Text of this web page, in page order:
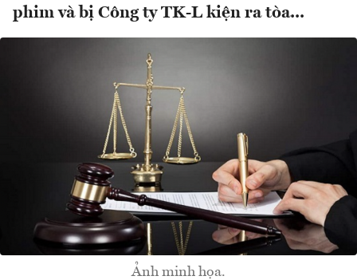
phim và bị Công ty TK-L kiện ra tòa...
Ảnh minh họa.